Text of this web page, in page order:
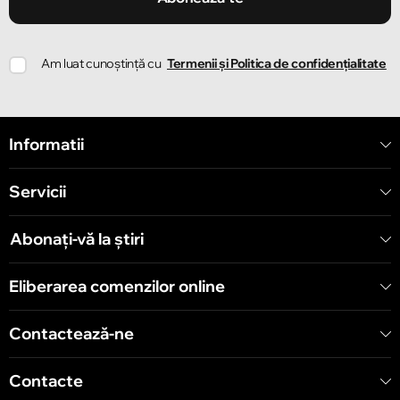
Strada Ion Creangă 78
Strada Mitropolit Varlaam 58
Chișinău
Am luat cunoștință cu Termenii și Politica de confidențialitate
Informatii
Servicii
Abonați-vă la știri
Eliberarea comenzilor online
Contactează-ne
Contacte